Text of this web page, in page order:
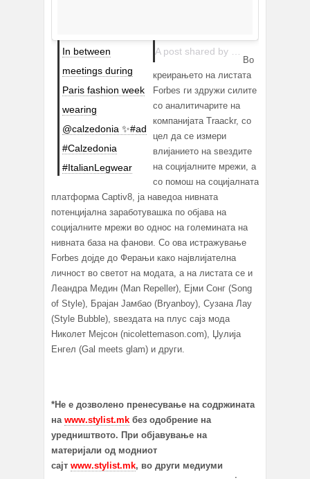
In between
meetings during
Paris fashion week
wearing
@calzedonia ✨#ad
#Calzedonia
#ItalianLegwear
Во
креирањето на листата
Forbes ги здружи силите
со аналитичарите на
компанијата Traackr, со
цел да се измери
влијанието на ѕвездите
на социјалните мрежи, а
со помош на социјалната
платформа Captiv8, ја наведоа нивната
потенцијална заработувашка по објава на
социјалните мрежи во однос на големината на
нивната база на фанови. Со ова истражување
Forbes дојде до Ферањи како највлијателна
личност во светот на модата, а на листата се и
Леандра Медин (Man Repeller), Ејми Сонг (Song
of Style), Брајан Јамбао (Bryanboy), Сузана Лау
(Style Bubble), ѕвездата на плус сајз мода
Николет Мејсон (nicolettemason.com), Џулија
Енгел (Gal meets glam) и други.
*Не е дозволено пренесување на содржината
на www.stylist.mk без одобрение на
уредништвото. При објавување на
материјали од модниот
сајт www.stylist.mk, во други медиуми